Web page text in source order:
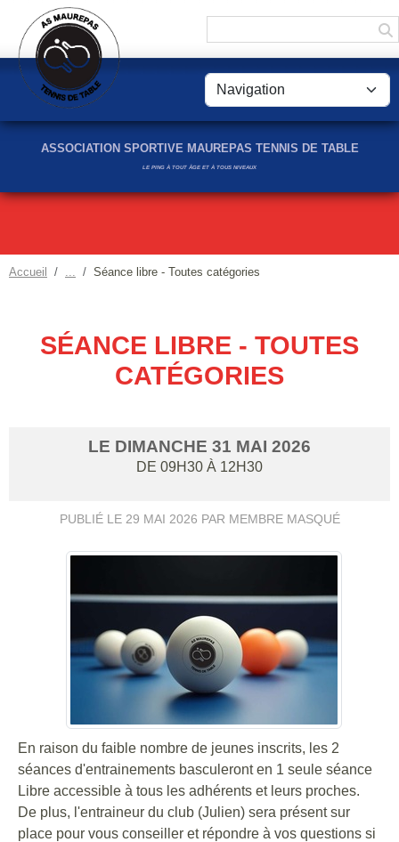
ASSOCIATION SPORTIVE MAUREPAS TENNIS DE TABLE
LE PING À TOUT ÂGE ET À TOUS NIVEAUX
Accueil Séance libre - Toutes catégories
SÉANCE LIBRE - TOUTES
CATÉGORIES
LE DIMANCHE 31 MAI 2026
DE 09H30 À 12H30
PUBLIÉ LE 29 MAI 2026 PAR MEMBRE MASQUÉ
En raison du faible nombre de jeunes inscrits, les 2
séances d'entrainements basculeront en 1 seule séance
Libre accessible à tous les adhérents et leurs proches.
De plus, l'entraineur du club (Julien) sera présent sur
place pour vous conseiller et répondre à vos questions si
Panneau de gestion des cookies